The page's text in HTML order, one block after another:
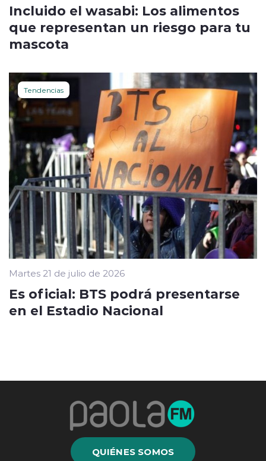
Incluido el wasabi: Los alimentos
que representan un riesgo para tu
mascota
Tendencias
Martes 21 de julio de 2026
Es oficial: BTS podrá presentarse
en el Estadio Nacional
QUIÉNES SOMOS